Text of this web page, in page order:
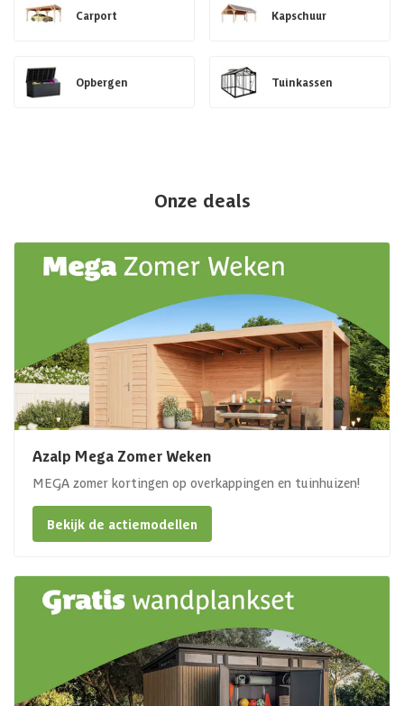
Carport Kapschuur
Opbergen Tuinkassen
Onze deals
Azalp Mega Zomer Weken
MEGA zomer kortingen op overkappingen en tuinhuizen!
Bekijk de actiemodellen